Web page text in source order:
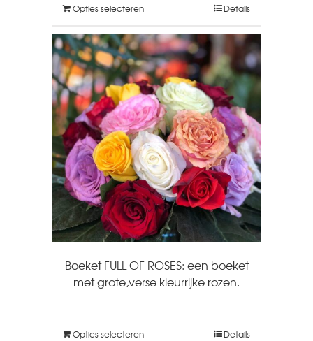
Opties selecteren Details
Boeket FULL OF ROSES: een boeket
met grote,verse kleurrijke rozen.
Opties selecteren Details